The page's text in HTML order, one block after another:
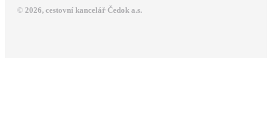
© 2026, cestovní kancelář Čedok a.s.